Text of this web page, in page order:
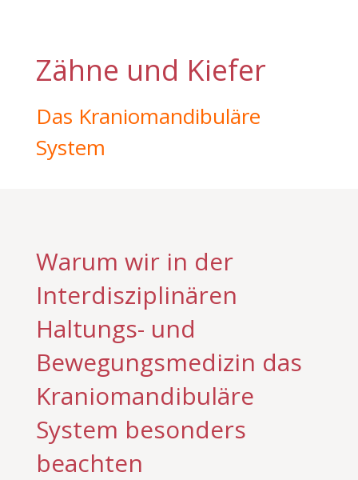
Zähne und Kiefer
Das Kraniomandibuläre
System
Warum wir in der
Interdisziplinären
Haltungs- und
Bewegungsmedizin das
Kraniomandibuläre
System besonders
beachten